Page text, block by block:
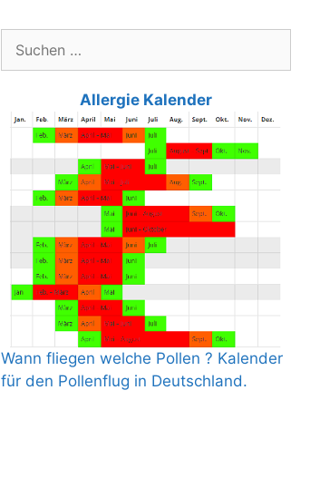
Allergie Kalender
Wann fliegen welche Pollen ? Kalender
für den Pollenflug in Deutschland.